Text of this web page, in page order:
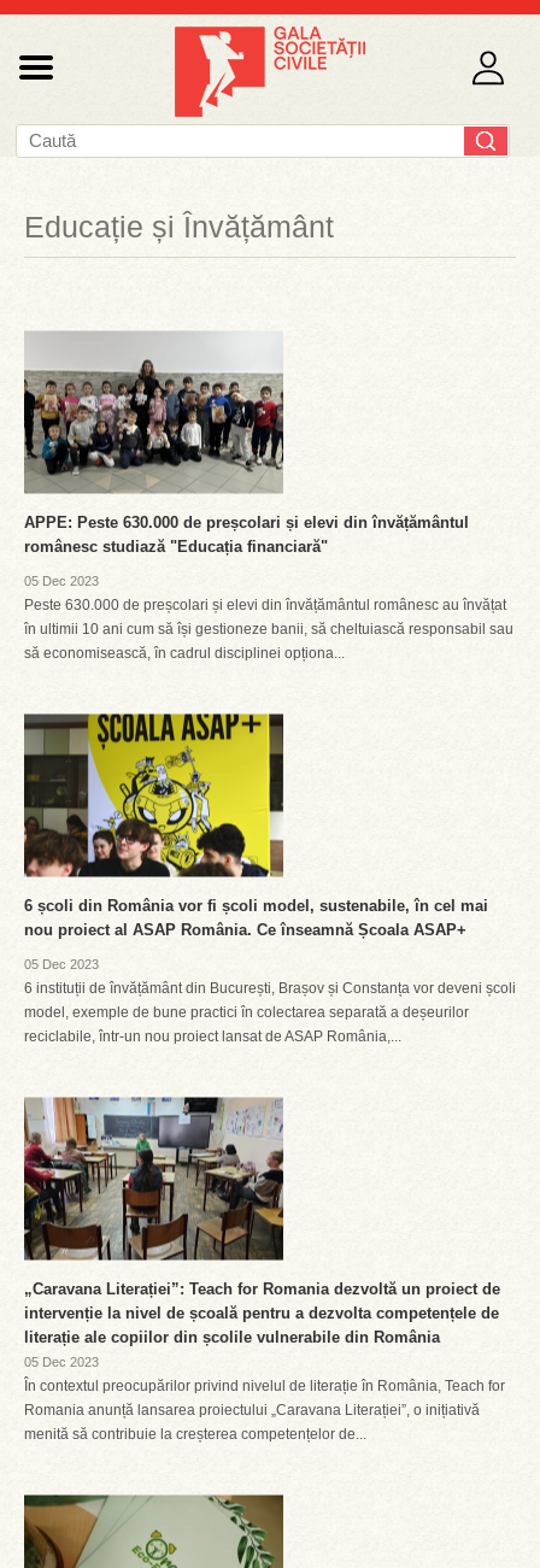
Educație și Învățământ
APPE: Peste 630.000 de preșcolari și elevi din învățământul
românesc studiază "Educația financiară"
05 Dec 2023
Peste 630.000 de preșcolari și elevi din învățământul românesc au învățat
în ultimii 10 ani cum să își gestioneze banii, să cheltuiască responsabil sau
să economisească, în cadrul disciplinei opționa...
6 școli din România vor fi școli model, sustenabile, în cel mai
nou proiect al ASAP România. Ce înseamnă Școala ASAP+
05 Dec 2023
6 instituții de învățământ din București, Brașov și Constanța vor deveni școli
model, exemple de bune practici în colectarea separată a deșeurilor
reciclabile, într-un nou proiect lansat de ASAP România,...
„Caravana Literației”: Teach for Romania dezvoltă un proiect de
intervenție la nivel de școală pentru a dezvolta competențele de
literație ale copiilor din școlile vulnerabile din România
05 Dec 2023
În contextul preocupărilor privind nivelul de literație în România, Teach for
Romania anunță lansarea proiectului „Caravana Literației”, o inițiativă
menită să contribuie la creșterea competențelor de...